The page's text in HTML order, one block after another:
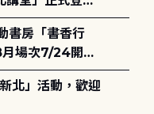
場次7/24開始